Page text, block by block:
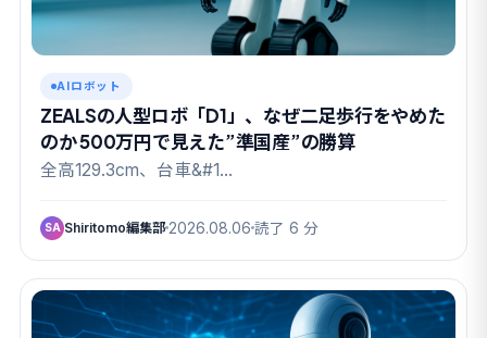
AIロボット
ZEALSの人型ロボ「D1」、なぜ二足歩行をやめた
のか 500万円で見えた”準国産”の勝算
全高129.3cm、台車&#1…
SA Shiritomo編集部 2026.08.06 読了 6 分